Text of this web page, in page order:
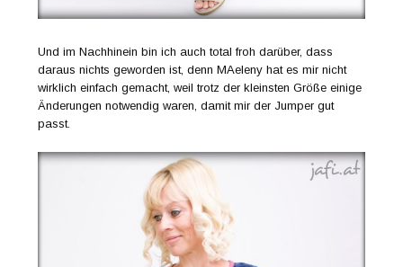
Und im Nachhinein bin ich auch total froh darüber, dass
daraus nichts geworden ist, denn MAeleny hat es mir nicht
wirklich einfach gemacht, weil trotz der kleinsten Größe einige
Änderungen notwendig waren, damit mir der Jumper gut
passt.